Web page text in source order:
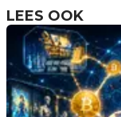
LEES OOK